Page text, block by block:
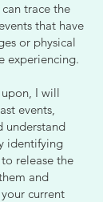
trace the
that have
or physical
experiencing.
upon, I will
events,
understand
identifying
release the
and
current